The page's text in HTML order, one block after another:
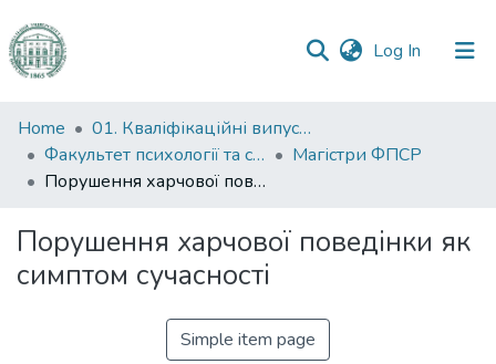
Log In (current)
Communities
&
Collections
Statistics
Home
01. Кваліфікаційні випускні роботи здобувачів вищої освіти
Факультет психології та соціальної роботи
Магістри ФПСР
Порушення харчової поведінки як симптом сучасності
Порушення харчової поведінки як
симптом сучасності
Simple item page